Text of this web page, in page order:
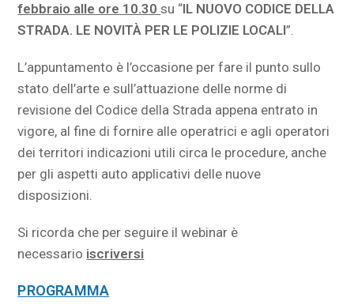
febbraio alle ore 10.30su “IL NUOVO CODICE DELLA
STRADA. LE NOVITÀ PER LE POLIZIE LOCALI”.
L’appuntamento è l’occasione per fare il punto sullo
stato dell’arte e sull’attuazione delle norme di
revisione del Codice della Strada appena entrato in
vigore, al fine di fornire alle operatrici e agli operatori
dei territori indicazioni utili circa le procedure, anche
per gli aspetti auto applicativi delle nuove
disposizioni.
Si ricorda che per seguire il webinar è
necessario iscriversi
PROGRAMMA